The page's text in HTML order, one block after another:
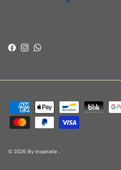
Facebook
InstagramWhatsApp
© 2026 By Inspiratie .